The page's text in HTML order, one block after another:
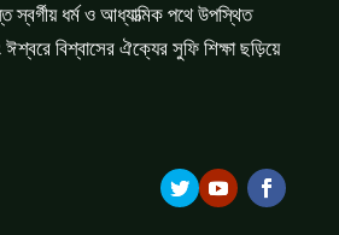
ধর্ম ও আধ্যাত্মিক পথে উপস্থিত
বিশ্বাসের ঐক্যের সুফি শিক্ষা ছড়িয়ে